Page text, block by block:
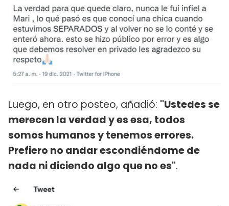
Luego, en otro posteo, añadió: "Ustedes se
merecen la verdad y es esa, todos
somos humanos y tenemos errores.
Prefiero no andar escondiéndome de
nada ni diciendo algo que no es".